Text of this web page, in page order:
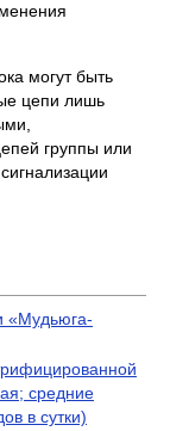
могут быть
цепи лишь
группы или
«Мудьюга-
средние
в сутки)